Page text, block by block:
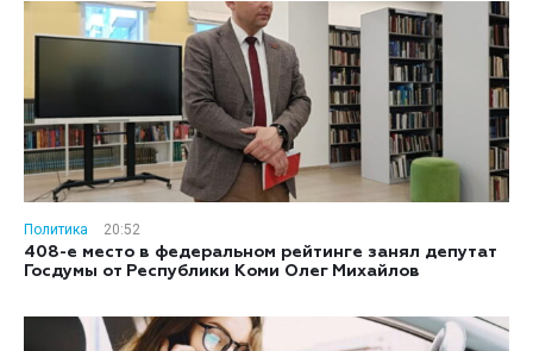
Политика
20:52
408-е место в федеральном рейтинге занял депутат
Госдумы от Республики Коми Олег Михайлов